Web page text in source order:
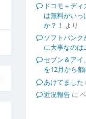
ドコモ＋デ
は無料がいっ
か？！ より
ソフトバン
に大事なの
セブン＆アイ
を12月から
あけてました
近況報告に